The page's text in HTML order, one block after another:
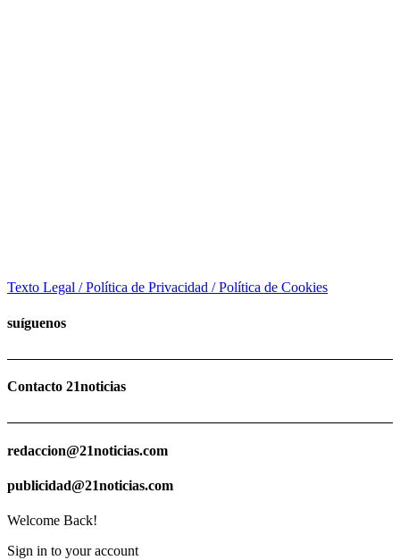
Texto Legal / Política de Privacidad / Política de Cookies
suíguenos
Contacto 21noticias
redaccion@21noticias.com
publicidad@21noticias.com
Welcome Back!
Sign in to your account